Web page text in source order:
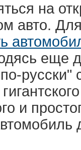
на
авто.
русски"
и